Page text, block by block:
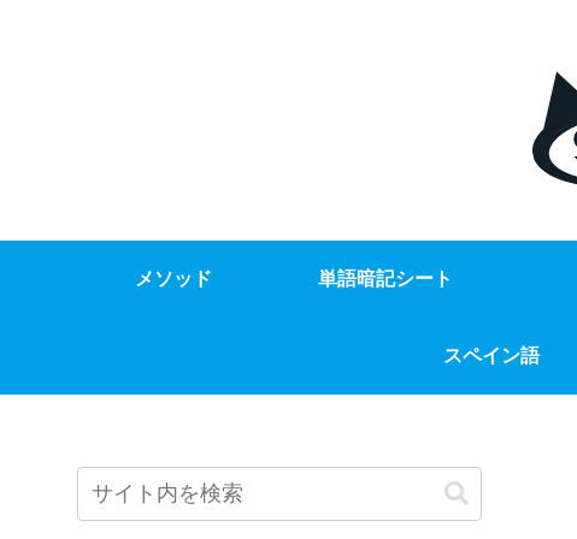
メソッド 単語暗記シート
スペイン語